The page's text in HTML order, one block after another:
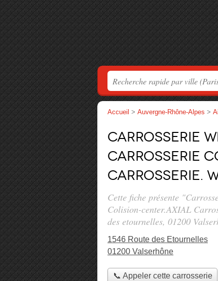
Accueil > Auvergne-Rhône-Alpes >
Carrosserie
Carrosserie.
Cette fiche présente
Colision-center.AXIAL
des etournelles, 01200
1546 Route des Etournelles
01200 Valserhône
📞 Appeler cette carrosserie